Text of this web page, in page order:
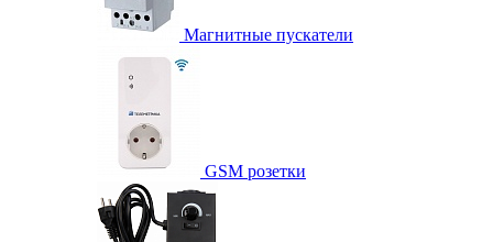
Магнитные пускатели
GSM розетки